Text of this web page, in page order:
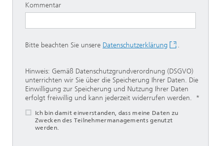
Kommentar
Bitte beachten Sie unsere Datenschutzerklärung .
Hinweis: Gemäß Datenschutzgrundverordnung (DSGVO)
unterrichten wir Sie über die Speicherung Ihrer Daten. Die
Einwilligung zur Speicherung und Nutzung Ihrer Daten
erfolgt freiwillig und kann jederzeit widerrufen werden.
Ich bin damit einverstanden, dass meine Daten zu
Zwecken des Teilnehmermanagements genutzt
werden.